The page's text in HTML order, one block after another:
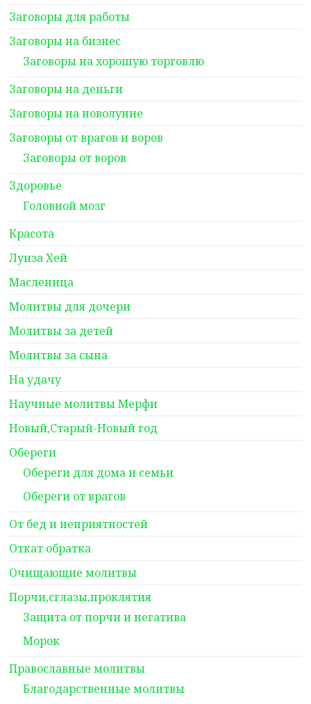
Заговоры для работы
Заговоры на бизнес
Заговоры на хорошую торговлю
Заговоры на деньги
Заговоры на новолуние
Заговоры от врагов и воров
Заговоры от воров
Здоровье
Головной мозг
Красота
Луиза Хей
Масленица
Молитвы для дочери
Молитвы за детей
Молитвы за сына
На удачу
Научные молитвы Мерфи
Новый,Старый-Новый год
Обереги
Обереги для дома и семьи
Обереги от врагов
От бед и неприятностей
Откат обратка
Очищающие молитвы
Порчи,сглазы,проклятия
Защита от порчи и негатива
Морок
Православные молитвы
Благодарственные молитвы